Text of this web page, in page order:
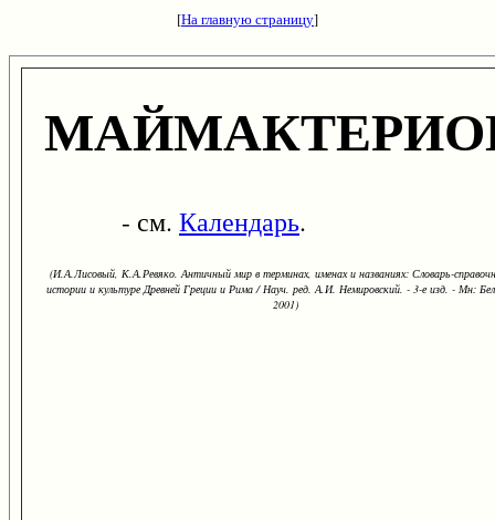
[На главную страницу]
- см. Календарь.
(И.А.Лисовый, К.А.Ревяко. Античный мир в терминах, именах и названиях: Словарь-
истории и культуре Древней Греции и Рима / Науч. ред. А.И. Немировский. - 3-е изд. - Мн:
2001)